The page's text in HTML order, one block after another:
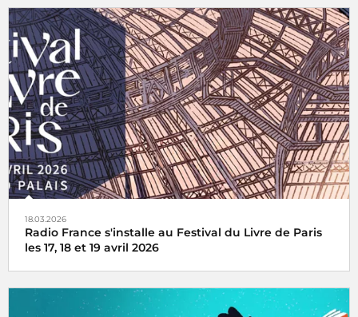
Inès Delasa remporte le prix Radio France du concours
Talents des Cités pour la Boîte à Outinès, son entreprise
qu'elle a fondée à Rennes
18.03.2026
Radio France s'installe au Festival du Livre de Paris
les 17, 18 et 19 avril 2026